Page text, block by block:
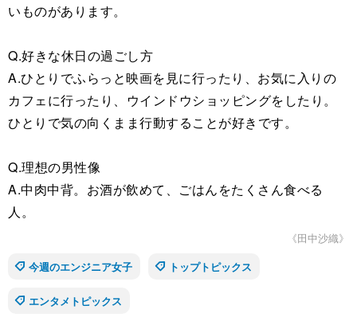
いものがあります。
Q.好きな休日の過ごし方
A.ひとりでふらっと映画を見に行ったり、お気に入りの
カフェに行ったり、ウインドウショッピングをしたり。
ひとりで気の向くまま行動することが好きです。
Q.理想の男性像
A.中肉中背。お酒が飲めて、ごはんをたくさん食べる
人。
《田中沙織》
今週のエンジニア女子
トップトピックス
エンタメトピックス